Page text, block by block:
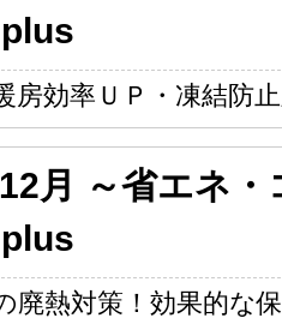
房効率ＵＰ・凍結防
月 ～省エネ
廃熱対策！効果的な